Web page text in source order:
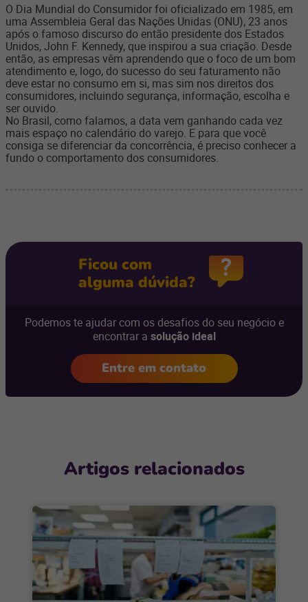
O Dia Mundial do Consumidor foi oficializado em 1985, em
uma Assembleia Geral das Nações Unidas (ONU), 23 anos
após o famoso discurso do então presidente dos Estados
Unidos, John F. Kennedy, que inspirou a sua criação. Desde
então, as empresas vêm aprendendo que o foco de um bom
atendimento e, logo, do sucesso do seu faturamento não
deve estar no consumo em si, mas sim nos direitos dos
consumidores, incluindo segurança, informação, escolha e
ser ouvido.
No Brasil, como falamos, a data vem ganhando cada vez
mais espaço no calendário do varejo. E para que você
consiga se diferenciar da concorrência, é preciso conhecer a
fundo o comportamento dos consumidores.
Ficou com
alguma dúvida?
Podemos te ajudar com os desafios do seu negócio e
encontrar a solução ideal
Entre em contato
Artigos relacionados